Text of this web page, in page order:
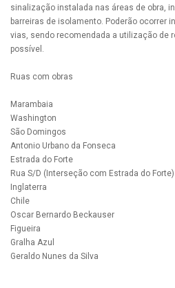
sinalização instalada nas áreas de obra,
barreiras de isolamento. Poderão ocorrer
vias, sendo recomendada a utilização de
possível.
Ruas com obras
Marambaia
Washington
São Domingos
Antonio Urbano da Fonseca
Estrada do Forte
Rua S/D (Interseção com Estrada do Forte)
Inglaterra
Chile
Oscar Bernardo Beckauser
Figueira
Gralha Azul
Geraldo Nunes da Silva